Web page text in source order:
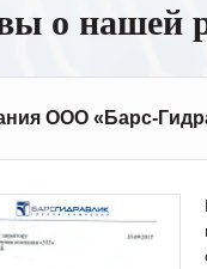
о нашей
ООО «Барс-